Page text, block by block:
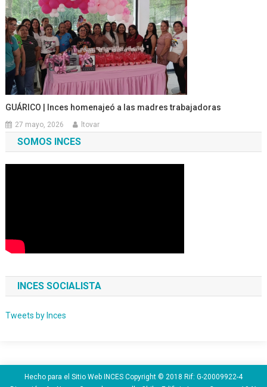
GUÁRICO | Inces homenajeó a las madres trabajadoras
27 mayo, 2026 ltovar
SOMOS INCES
INCES SOCIALISTA
Tweets by Inces
Hecho para el Sitio Web INCES Copyright © 2018 Rif: G-20009922-4